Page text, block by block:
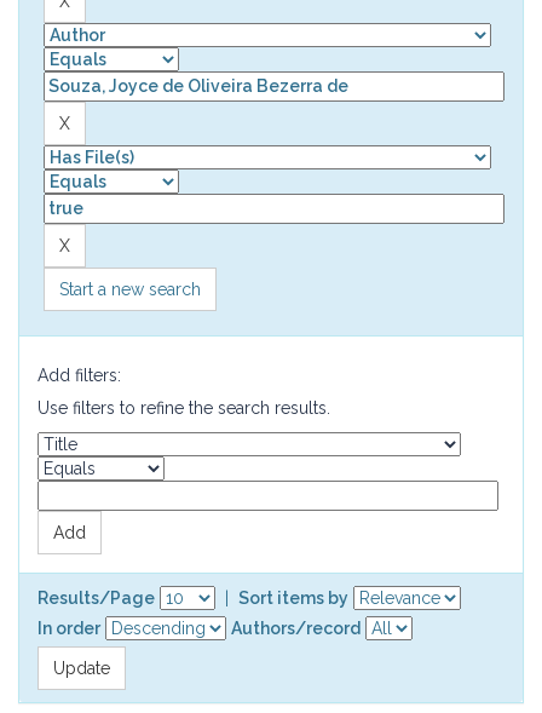
Start a new search
Add filters:
Use filters to refine the search results.
Results/Page
Sort items by
In order
Authors/record